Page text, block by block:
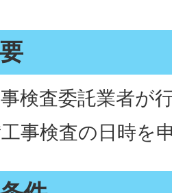
検査委託業者が
事検査の日時を